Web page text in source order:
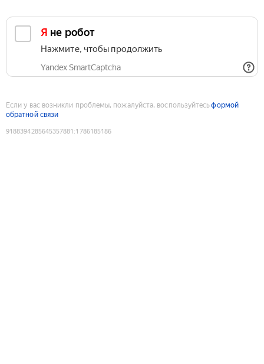
Я не робот
Нажмите, чтобы продолжить
Yandex SmartCaptcha
Если у вас возникли проблемы, пожалуйста, воспользуйтесьформой
обратной связи
9188394285645357881 :1786185186